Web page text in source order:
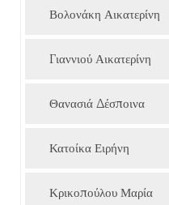
Βολονάκη Αικατερίνη
Γιαννιού Αικατερίνη
Θανασιά Δέσποινα
Κατοίκα Ειρήνη
Κρικοπούλου Μαρία